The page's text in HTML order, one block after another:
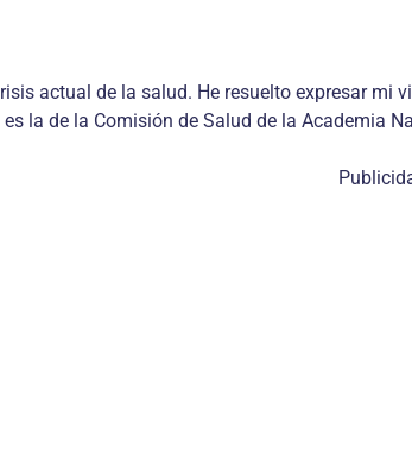
actual de la salud. He resuelto expresar
la de la Comisión de Salud de la Academia